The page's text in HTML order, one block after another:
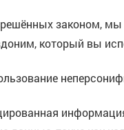
законом,
который вы